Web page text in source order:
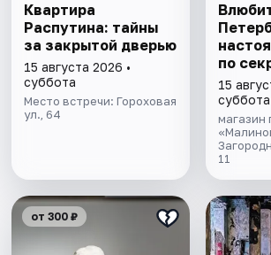
Квартира
Распутина: тайны
за закрытой дверью
15 августа 2026 •
суббота
Место встречи: Гороховая
ул., 64
по
15
суббота
магазин
11
от 300 ₽